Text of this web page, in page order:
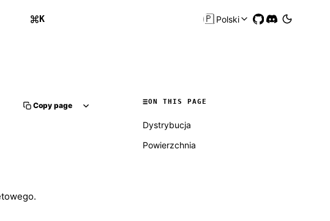
K 🇵🇱Polski
Copy page ON THIS PAGE
Dystrybucja
Powierzchnia